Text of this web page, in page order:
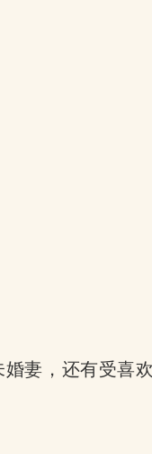
妻，还有受喜